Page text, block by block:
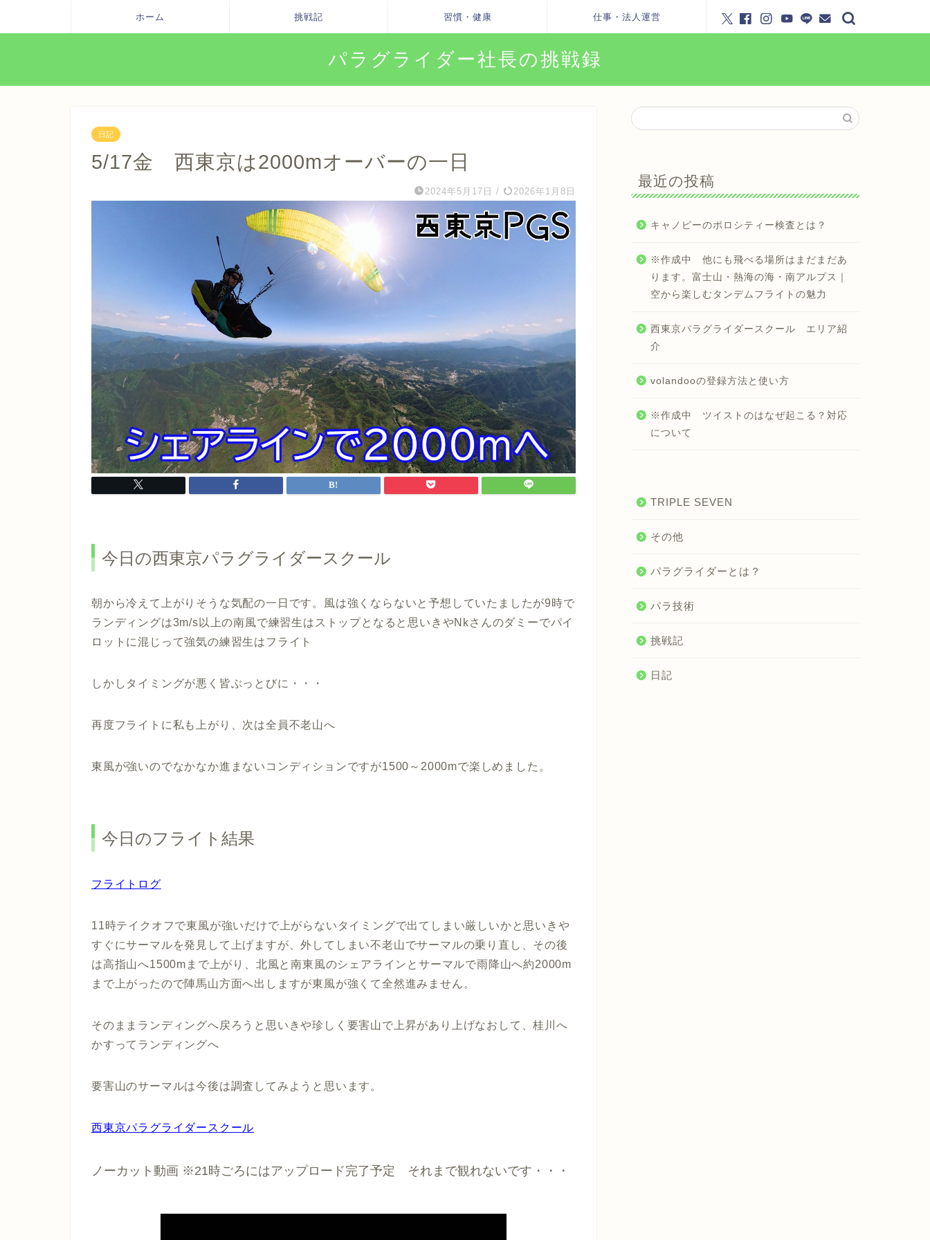
ホーム 挑戦記 習慣・健康 仕事・法人運営
パラグライダー社長の挑戦録
日記
5/17金 西東京は2000mオーバーの一日
2024年5月17日 / 2026年1月8日
今日の西東京パラグライダースクール
朝から冷えて上がりそうな気配の一日です。風は強くならないと予想していたましたが9時で
ランディングは3m/s以上の南風で練習生はストップとなると思いきやNkさんのダミーでパイ
ロットに混じって強気の練習生はフライト
しかしタイミングが悪く皆ぶっとびに・・・
再度フライトに私も上がり、次は全員不老山へ
東風が強いのでなかなか進まないコンディションですが1500～2000mで楽しめました。
今日のフライト結果
フライトログ
11時テイクオフで東風が強いだけで上がらないタイミングで出てしまい厳しいかと思いきや
すぐにサーマルを発見して上げますが、外してしまい不老山でサーマルの乗り直し、その後
は高指山へ1500mまで上がり、北風と南東風のシェアラインとサーマルで雨降山へ約2000m
まで上がったので陣馬山方面へ出しますが東風が強くて全然進みません。
そのままランディングへ戻ろうと思いきや珍しく要害山で上昇があり上げなおして、桂川へ
かすってランディングへ
要害山のサーマルは今後は調査してみようと思います。
西東京パラグライダースクール
ノーカット動画 ※21時ごろにはアップロード完了予定 それまで観れないです・・・
最近の投稿
キャノピーのポロシティー検査とは？
※作成中 他にも飛べる場所はまだまだあ
ります。富士山・熱海の海・南アルプス｜
空から楽しむタンデムフライトの魅力
西東京パラグライダースクール エリア紹
介
volandooの登録方法と使い方
※作成中 ツイストのはなぜ起こる？対応
について
TRIPLE SEVEN
その他
パラグライダーとは？
パラ技術
挑戦記
日記